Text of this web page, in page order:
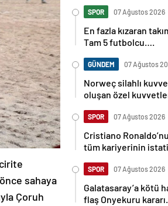
sahaya
Çoruh
SPOR 07 Ağustos 2026
En fazla kızaran
Tam 5 futbolcu….
GÜNDEM 07 Ağustos
Norweç silahlı
oluşan özel
SPOR 07 Ağustos 2026
Cristiano
tüm kariyerinin
SPOR 07 Ağustos 2026
Galatasaray’a kötü
flaş Onyekuru kararı.